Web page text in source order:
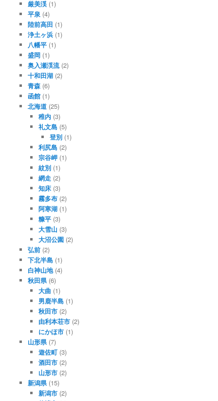
厳美渓(1)
平泉(4)
陸前高田 (1)
浄土ヶ浜(1)
八幡平(1)
盛岡(1)
奥入瀬渓流(2)
十和田湖(2)
青森(6)
函館(1)
北海道(25)
稚内 (3)
礼文島 (5)
登別(1)
利尻島 (2)
宗谷岬 (1)
紋別 (1)
網走 (2)
知床 (3)
霧多布 (2)
阿寒湖 (1)
糠平 (3)
大雪山 (3)
大沼公園 (2)
弘前(2)
下北半島(1)
白神山地(4)
秋田県(6)
大曲 (1)
男鹿半島 (1)
秋田市 (2)
由利本荘市 (2)
にかほ市 (1)
山形県(7)
遊佐町 (3)
酒田市 (2)
山形市 (2)
新潟県(15)
新潟市 (2)